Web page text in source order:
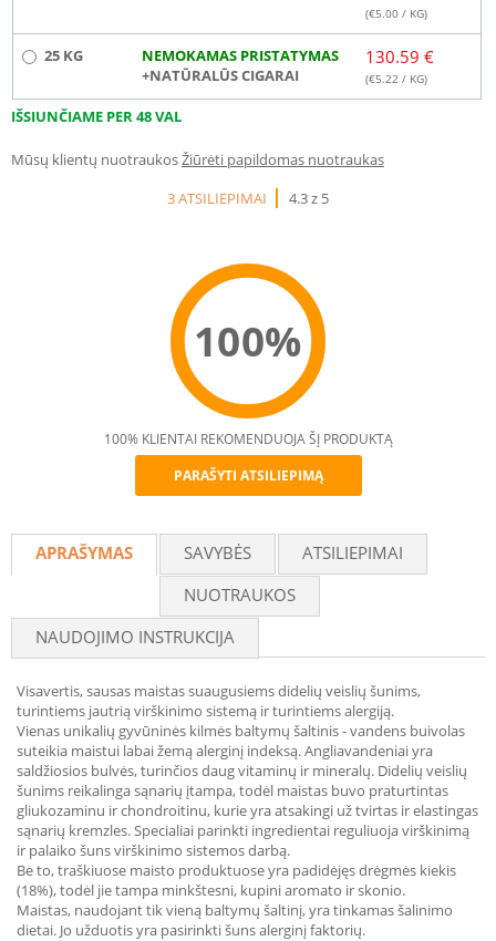
(€5.00 / KG)
25 KG
NEMOKAMAS PRISTATYMAS
+NATŪRALŪS CIGARAI
130.59 €
(€5.22 / KG)
IŠSIUNČIAME PER 48 VAL
Mūsų klientų nuotraukosŽiūrėti papildomas nuotraukas
3 ATSILIEPIMAI
4.3 z 5
100%
Recommend
100% KLIENTAI REKOMENDUOJA ŠĮ PRODUKTĄ
PARAŠYTI ATSILIEPIMĄ
APRAŠYMAS SAVYBĖS
ATSILIEPIMAI
NUOTRAUKOS
NAUDOJIMO INSTRUKCIJA
Visavertis, sausas maistas suaugusiems didelių veislių šunims,
turintiems jautrią virškinimo sistemą ir turintiems alergiją.
Vienas unikalių gyvūninės kilmės baltymų šaltinis - vandens buivolas
suteikia maistui labai žemą alerginį indeksą. Angliavandeniai yra
saldžiosios bulvės, turinčios daug vitaminų ir mineralų. Didelių veislių
šunims reikalinga sąnarių įtampa, todėl maistas buvo praturtintas
gliukozaminu ir chondroitinu, kurie yra atsakingi už tvirtas ir elastingas
sąnarių kremzles. Specialiai parinkti ingredientai reguliuoja virškinimą
ir palaiko šuns virškinimo sistemos darbą.
Be to, traškiuose maisto produktuose yra padidėjęs drėgmės kiekis
(18%), todėl jie tampa minkštesni, kupini aromato ir skonio.
Maistas, naudojant tik vieną baltymų šaltinį, yra tinkamas šalinimo
dietai. Jo užduotis yra pasirinkti šuns alerginį faktorių.